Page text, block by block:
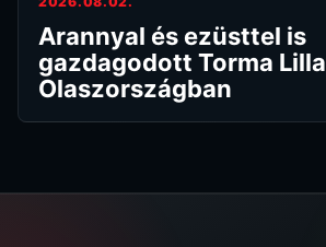
Arannyal és ezüsttel is
gazdagodott Torma Lilla
Olaszországban